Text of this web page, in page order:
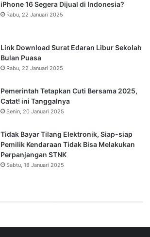
iPhone 16 Segera Dijual di Indonesia?
Rabu, 22 Januari 2025
Link Download Surat Edaran Libur Sekolah
Bulan Puasa
Rabu, 22 Januari 2025
Pemerintah Tetapkan Cuti Bersama 2025,
Catat! ini Tanggalnya
Senin, 20 Januari 2025
Tidak Bayar Tilang Elektronik, Siap-siap
Pemilik Kendaraan Tidak Bisa Melakukan
Perpanjangan STNK
Sabtu, 18 Januari 2025